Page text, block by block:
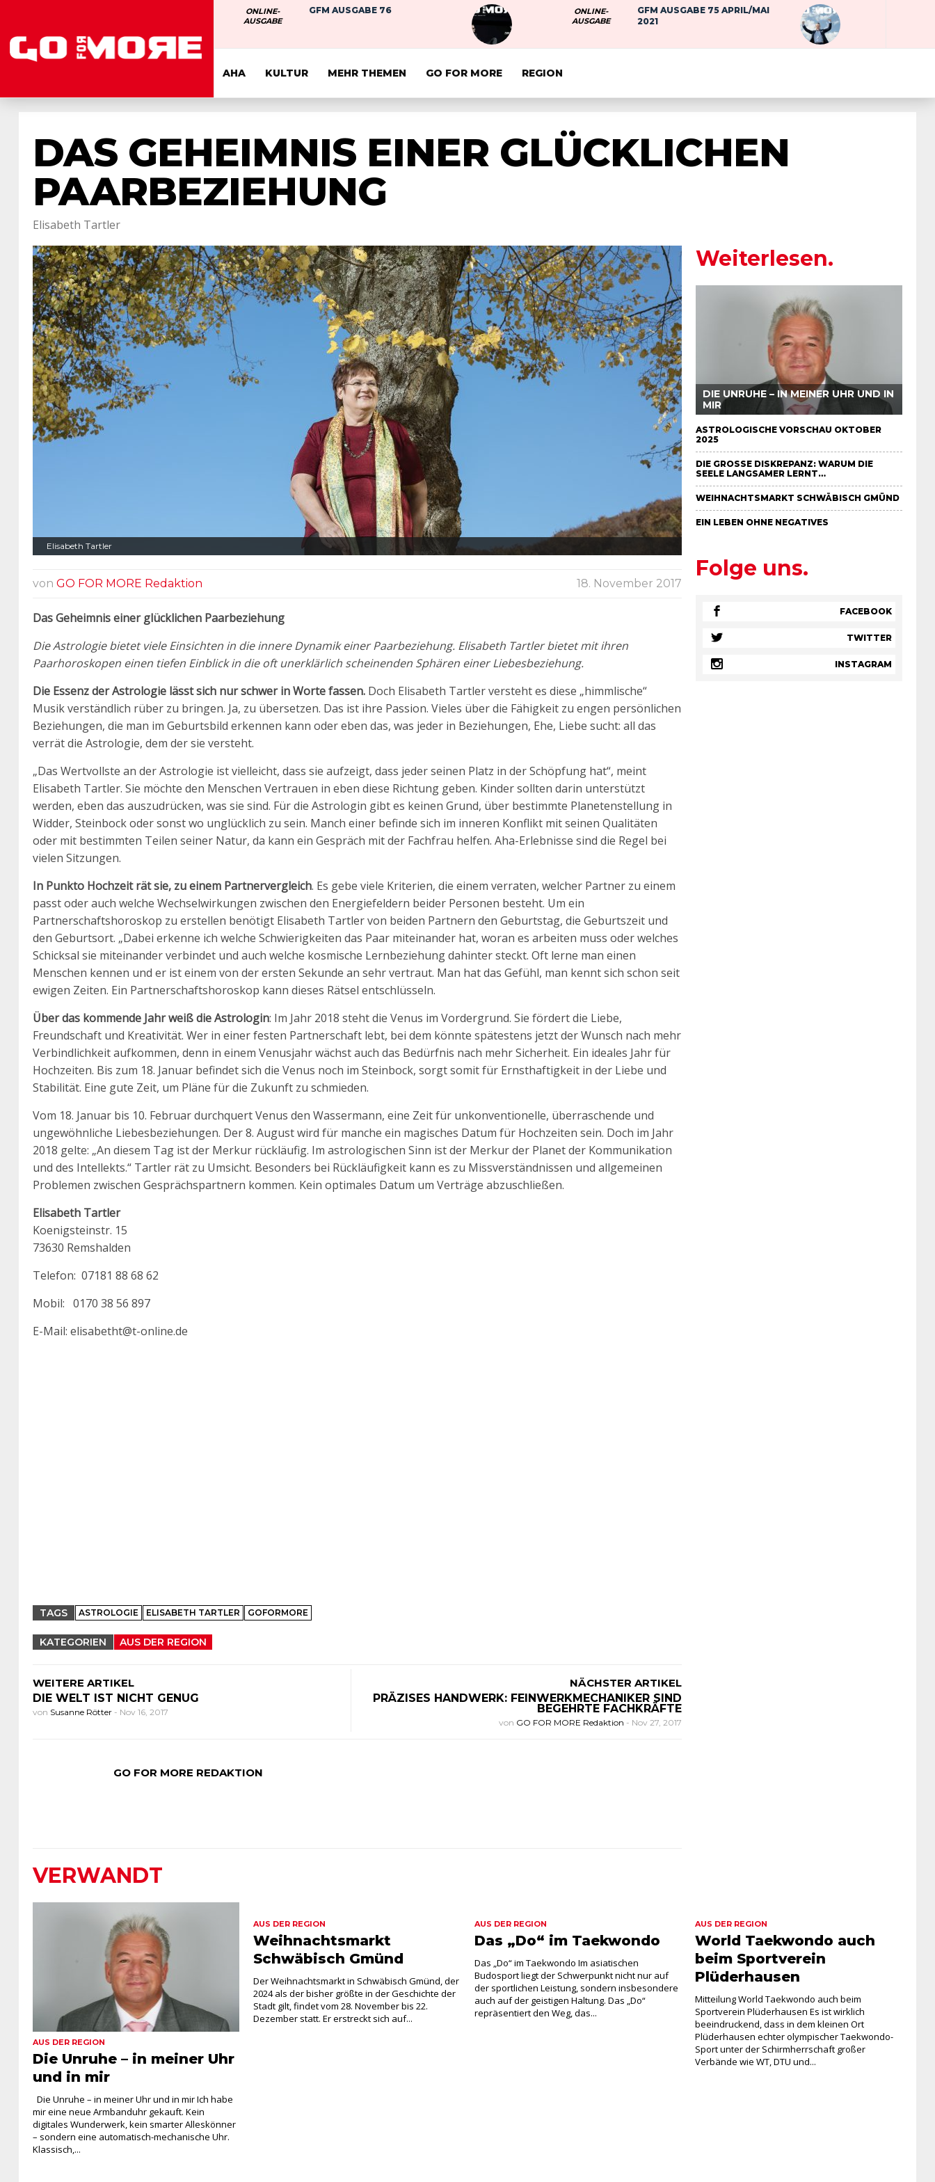
ONLINE-
AUSGABE
GFM AUSGABE 76
ONLINE-
AUSGABE
GFM AUSGABE 75 APRIL/MAI
2021
AHA KULTUR MEHR THEMEN GO FOR MORE REGION
DAS GEHEIMNIS EINER GLÜCKLICHEN
PAARBEZIEHUNG
Elisabeth Tartler
Elisabeth Tartler
von GO FOR MORE Redaktion 18. November 2017
Das Geheimnis einer glücklichen Paarbeziehung
Die Astrologie bietet viele Einsichten in die innere Dynamik einer Paarbeziehung. Elisabeth Tartler bietet mit ihren
Paarhoroskopen einen tiefen Einblick in die oft unerklärlich scheinenden Sphären einer Liebesbeziehung.
Die Essenz der Astrologie lässt sich nur schwer in Worte fassen. Doch Elisabeth Tartler versteht es diese „himmlische“
Musik verständlich rüber zu bringen. Ja, zu übersetzen. Das ist ihre Passion. Vieles über die Fähigkeit zu engen persönlichen
Beziehungen, die man im Geburtsbild erkennen kann oder eben das, was jeder in Beziehungen, Ehe, Liebe sucht: all das
verrät die Astrologie, dem der sie versteht.
„Das Wertvollste an der Astrologie ist vielleicht, dass sie aufzeigt, dass jeder seinen Platz in der Schöpfung hat“, meint
Elisabeth Tartler. Sie möchte den Menschen Vertrauen in eben diese Richtung geben. Kinder sollten darin unterstützt
werden, eben das auszudrücken, was sie sind. Für die Astrologin gibt es keinen Grund, über bestimmte Planetenstellung in
Widder, Steinbock oder sonst wo unglücklich zu sein. Manch einer befinde sich im inneren Konflikt mit seinen Qualitäten
oder mit bestimmten Teilen seiner Natur, da kann ein Gespräch mit der Fachfrau helfen. Aha-Erlebnisse sind die Regel bei
vielen Sitzungen.
In Punkto Hochzeit rät sie, zu einem Partnervergleich. Es gebe viele Kriterien, die einem verraten, welcher Partner zu einem
passt oder auch welche Wechselwirkungen zwischen den Energiefeldern beider Personen besteht. Um ein
Partnerschaftshoroskop zu erstellen benötigt Elisabeth Tartler von beiden Partnern den Geburtstag, die Geburtszeit und
den Geburtsort. „Dabei erkenne ich welche Schwierigkeiten das Paar miteinander hat, woran es arbeiten muss oder welches
Schicksal sie miteinander verbindet und auch welche kosmische Lernbeziehung dahinter steckt. Oft lerne man einen
Menschen kennen und er ist einem von der ersten Sekunde an sehr vertraut. Man hat das Gefühl, man kennt sich schon seit
ewigen Zeiten. Ein Partnerschaftshoroskop kann dieses Rätsel entschlüsseln.
Über das kommende Jahr weiß die Astrologin: Im Jahr 2018 steht die Venus im Vordergrund. Sie fördert die Liebe,
Freundschaft und Kreativität. Wer in einer festen Partnerschaft lebt, bei dem könnte spätestens jetzt der Wunsch nach mehr
Verbindlichkeit aufkommen, denn in einem Venusjahr wächst auch das Bedürfnis nach mehr Sicherheit. Ein ideales Jahr für
Hochzeiten. Bis zum 18. Januar befindet sich die Venus noch im Steinbock, sorgt somit für Ernsthaftigkeit in der Liebe und
Stabilität. Eine gute Zeit, um Pläne für die Zukunft zu schmieden.
Vom 18. Januar bis 10. Februar durchquert Venus den Wassermann, eine Zeit für unkonventionelle, überraschende und
ungewöhnliche Liebesbeziehungen. Der 8. August wird für manche ein magisches Datum für Hochzeiten sein. Doch im Jahr
2018 gelte: „An diesem Tag ist der Merkur rückläufig. Im astrologischen Sinn ist der Merkur der Planet der Kommunikation
und des Intellekts.“ Tartler rät zu Umsicht. Besonders bei Rückläufigkeit kann es zu Missverständnissen und allgemeinen
Problemen zwischen Gesprächspartnern kommen. Kein optimales Datum um Verträge abzuschließen.
Elisabeth Tartler
Koenigsteinstr. 15
73630 Remshalden
Telefon: 07181 88 68 62
Mobil: 0170 38 56 897
E-Mail: elisabetht@t-online.de
TAGS ASTROLOGIE ELISABETH TARTLER GOFORMORE
KATEGORIEN AUS DER REGION
WEITERE ARTIKEL
DIE WELT IST NICHT GENUG
von Susanne Rötter - Nov 16, 2017
NÄCHSTER ARTIKEL
PRÄZISES HANDWERK: FEINWERKMECHANIKER SIND
BEGEHRTE FACHKRÄFTE
von GO FOR MORE Redaktion - Nov 27, 2017
GO FOR MORE REDAKTION
Weiterlesen.
DIE UNRUHE – IN MEINER UHR UND IN
MIR
ASTROLOGISCHE VORSCHAU OKTOBER
2025
DIE GROSSE DISKREPANZ: WARUM DIE S
EELE LANGSAMER LERNT…
WEIHNACHTSMARKT SCHWÄBISCH GMÜND
EIN LEBEN OHNE NEGATIVES
Folge uns.
FACEBOOK
TWITTER
INSTAGRAM
VERWANDT
AUS DER REGION
Die Unruhe – in meiner Uhr
und in mir
Die Unruhe – in meiner Uhr und in mir Ich habe
mir eine neue Armbanduhr gekauft. Kein
digitales Wunderwerk, kein smarter Alleskönner
– sondern eine automatisch-mechanische Uhr.
Klassisch,...
AUS DER REGION
Weihnachtsmarkt
Schwäbisch Gmünd
Der Weihnachtsmarkt in Schwäbisch Gmünd, der
2024 als der bisher größte in der Geschichte der
Stadt gilt, findet vom 28. November bis 22.
Dezember statt. Er erstreckt sich auf...
AUS DER REGION
Das „Do“ im Taekwondo
Das „Do“ im Taekwondo Im asiatischen
Budosport liegt der Schwerpunkt nicht nur auf
der sportlichen Leistung, sondern insbesondere
auch auf der geistigen Haltung. Das „Do“
repräsentiert den Weg, das...
AUS DER REGION
World Taekwondo auch
beim Sportverein
Plüderhausen
Mitteilung World Taekwondo auch beim
Sportverein Plüderhausen Es ist wirklich
beeindruckend, dass in dem kleinen Ort
Plüderhausen echter olympischer Taekwondo-
Sport unter der Schirmherrschaft großer
Verbände wie WT, DTU und...